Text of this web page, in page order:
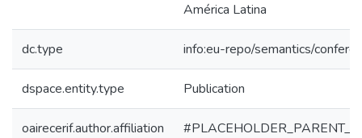
América Latina
dc.type info:eu-repo/semantics/
dspace.entity.type Publication
oairecerif.author.affiliation